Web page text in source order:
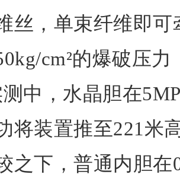
丝，单束纤维即
cm²的爆破压
中，水晶胆在
将装置推至221米
之下，普通内胆在